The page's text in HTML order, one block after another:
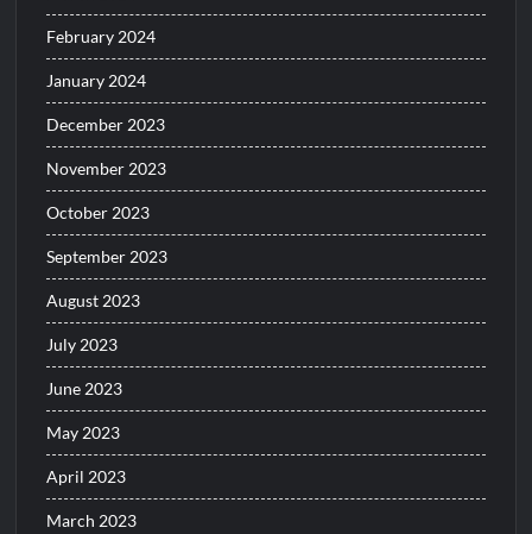
February 2024
January 2024
December 2023
November 2023
October 2023
September 2023
August 2023
July 2023
June 2023
May 2023
April 2023
March 2023